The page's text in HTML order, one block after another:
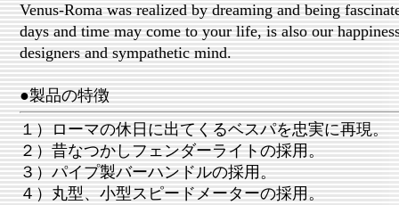
Venus-Roma was realized by dreaming and being
days and time may come to your life, is also our
designers and sympathetic mind.
●製品の特徴
１）ローマの休日に出てくるベスパを忠実に再現。
２）昔なつかしフェンダーライトの採用。
３）パイプ製バーハンドルの採用。
４）丸型、小型スピードメーターの採用。